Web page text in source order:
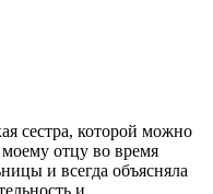
сестра, которой можно
отцу во время
и всегда объясняла
и